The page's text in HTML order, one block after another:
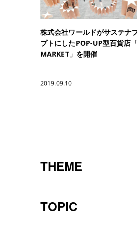
株式会社ワールドがサステナ
プトにしたPOP-UP型百貨店
MARKET」を開催
2019.09.10
THEME
TOPIC